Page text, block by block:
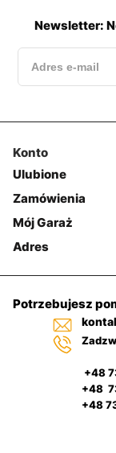
Newsletter:
Konto
Ulubione
Zamówienia
Mój Garaż
Adres
Potrzebujesz
+48
+48
+48